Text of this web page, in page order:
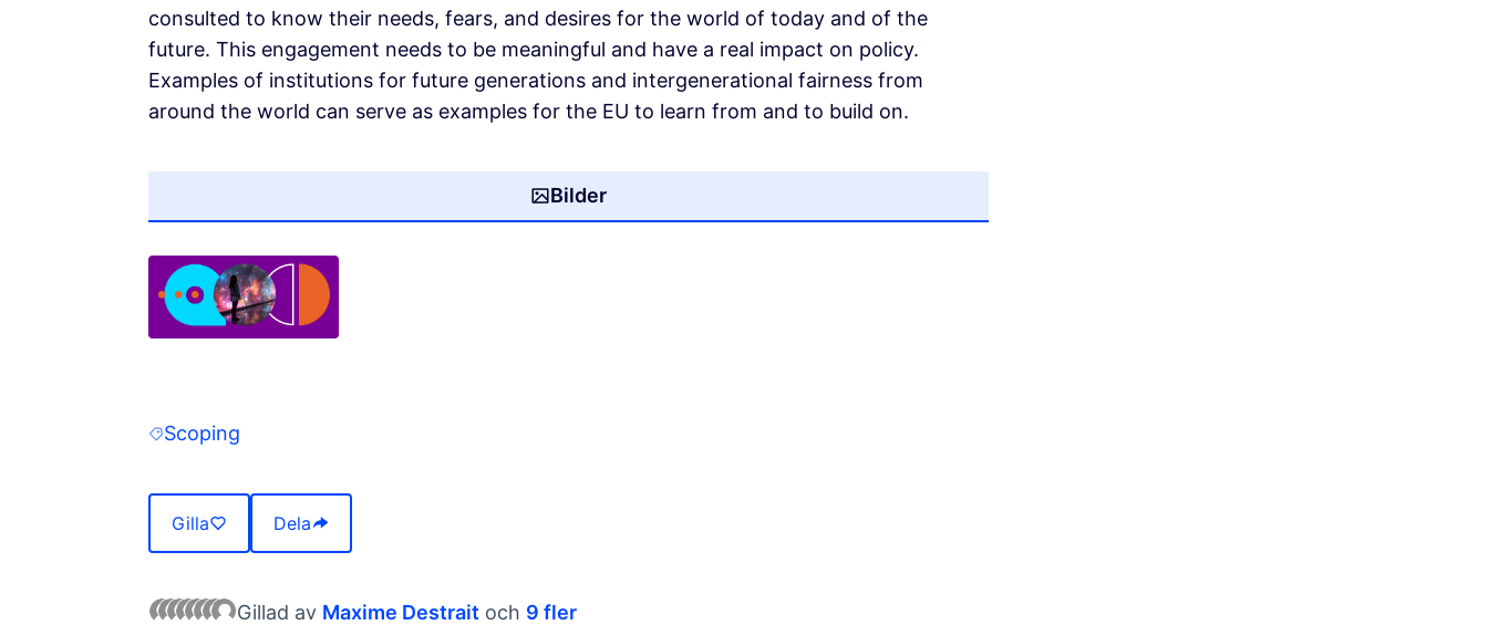
consulted to know their needs, fears, and desires for the world of today and of the
future. This engagement needs to be meaningful and have a real impact on policy.
Examples of institutions for future generations and intergenerational fairness from
around the world can serve as examples for the EU to learn from and to build on.
Bilder
Filtrera resultat: Scoping
Scoping
Gilla Dela
Gillad av Maxime Destrait och 9 fler